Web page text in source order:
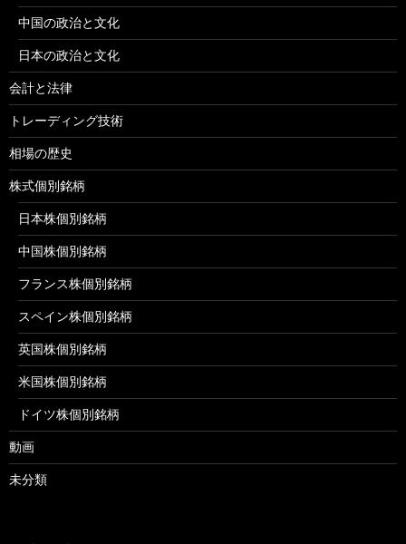
中国の政治と文化
日本の政治と文化
会計と法律
トレーディング技術
相場の歴史
株式個別銘柄
日本株個別銘柄
中国株個別銘柄
フランス株個別銘柄
スペイン株個別銘柄
英国株個別銘柄
米国株個別銘柄
ドイツ株個別銘柄
動画
未分類